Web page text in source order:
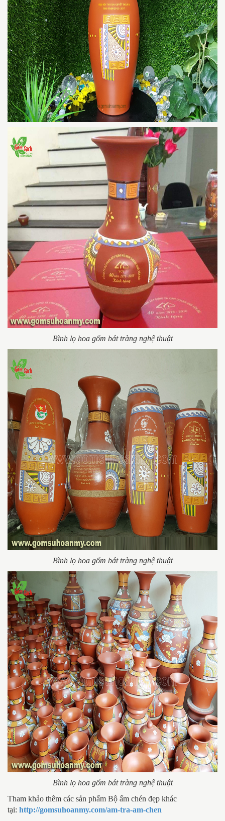
Bình lọ hoa gốm bát tràng nghệ thuật
Bình lọ hoa gốm bát tràng nghệ thuật
Bình lọ hoa gốm bát tràng nghệ thuật
Tham khảo thêm các sản phẩm Bộ ấm chén đẹp khác
tại: http://gomsuhoanmy.com/am-tra-am-chen